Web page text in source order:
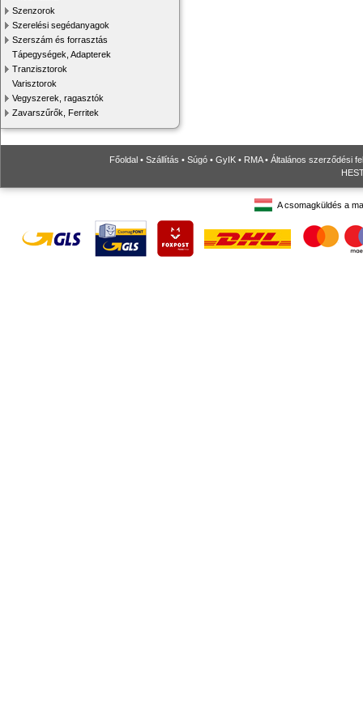
Szenzorok
Szerelési segédanyagok
Szerszám és forrasztás
Tápegységek, Adapterek
Tranzisztorok
Varisztorok
Vegyszerek, ragasztók
Zavarszűrők, Ferritek
Főoldal • Szállítás • Súgó • GyIK • RMA• Általános szerződési
A csomagküldés a